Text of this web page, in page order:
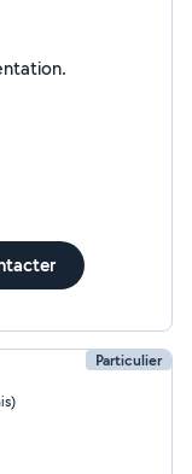
ma présentation.
Particulier